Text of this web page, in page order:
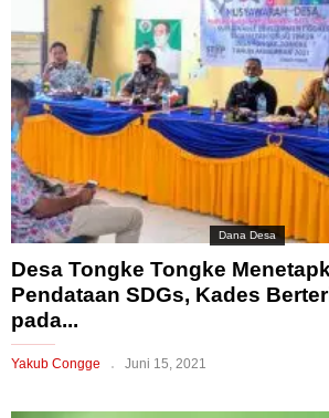
Dana Desa
Desa Tongke Tongke
Pendataan SDGs, Kades
pada...
Yakub Congge Juni 15, 2021